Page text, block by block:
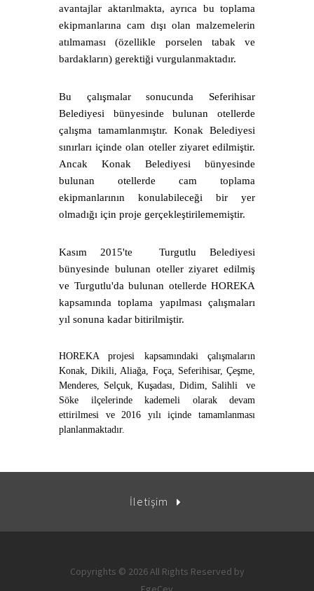
avantajlar aktarılmakta, ayrıca bu toplama
ekipmanlarına cam dışı olan malzemelerin
atılmaması (özellikle porselen tabak ve
bardakların) gerektiği vurgulanmaktadır.
Bu çalışmalar sonucunda Seferihisar
Belediyesi bünyesinde bulunan otellerde
çalışma tamamlanmıştır. Konak Belediyesi
sınırları içinde olan oteller ziyaret edilmiştir.
Ancak Konak Belediyesi bünyesinde
bulunan otellerde cam toplama
ekipmanlarının konulabileceği bir yer
olmadığı için proje gerçekleştirilememiştir.
Kasım 2015'te Turgutlu Belediyesi
bünyesinde bulunan oteller ziyaret edilmiş
ve Turgutlu'da bulunan otellerde HOREKA
kapsamında toplama yapılması çalışmaları
yıl sonuna kadar bitirilmiştir.
HOREKA projesi kapsamındaki çalışmaların
Konak, Dikili, Aliağa, Foça, Seferihisar, Çeşme,
Menderes, Selçuk, Kuşadası, Didim, Salihli ve
Söke ilçelerinde kademeli olarak devam
ettirilmesi ve 2016 yılı içinde tamamlanması
planlanmaktadır.
İletişim
Copyrights © 2026 All Rights Reserved by